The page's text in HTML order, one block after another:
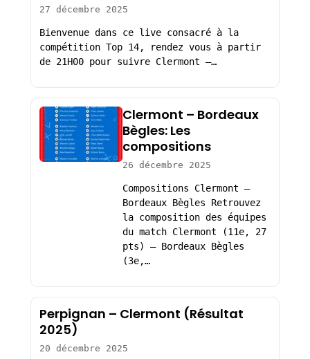
27 décembre 2025
Bienvenue dans ce live consacré à la
compétition Top 14, rendez vous à partir
de 21H00 pour suivre Clermont –…
Clermont – Bordeaux
Bègles: Les
compositions
26 décembre 2025
Compositions Clermont –
Bordeaux Bègles Retrouvez
la composition des équipes
du match Clermont (11e, 27
pts) – Bordeaux Bègles
(3e,…
Perpignan – Clermont (Résultat
2025)
20 décembre 2025